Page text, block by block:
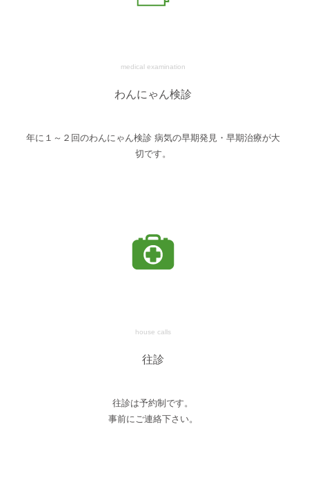
medical examination
わんにゃん検診
年に１～２回のわんにゃん検診 病気の早期発見・早期治療が大
切です。
house calls
往診
往診は予約制です。
事前にご連絡下さい。